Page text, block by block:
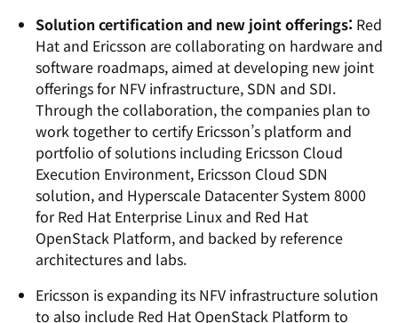
Solution certification and new joint offerings: Red
Hat and Ericsson are collaborating on hardware and
software roadmaps, aimed at developing new joint
offerings for NFV infrastructure, SDN and SDI.
Through the collaboration, the companies plan to
work together to certify Ericsson’s platform and
portfolio of solutions including Ericsson Cloud
Execution Environment, Ericsson Cloud SDN
solution, and Hyperscale Datacenter System 8000
for Red Hat Enterprise Linux and Red Hat
OpenStack Platform, and backed by reference
architectures and labs.
Ericsson is expanding its NFV infrastructure solution
to also include Red Hat OpenStack Platform to